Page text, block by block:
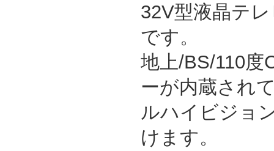
32V型液晶テ
です。
地上/BS/110度
ーが内蔵され
ルハイビジョ
けます。